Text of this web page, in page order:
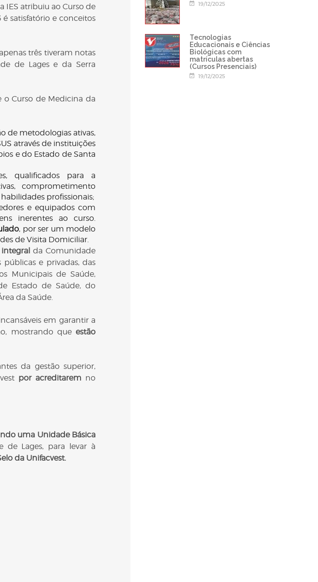
IES atribuiu ao Curso de
satisfatório e conceitos
três tiveram notas
de Lages e da Serra
o Curso de Medicina da
de metodologias ativas,
através de instituições
e do Estado de Santa
qualificados para a
comprometimento
profissionais;
e equipados com
inerentes ao curso.
, por ser um modelo
de Visita Domiciliar.
da Comunidade
públicas e privadas, das
Municipais de Saúde,
Estado de Saúde, do
da Saúde.
em garantir a
mostrando que estão
da gestão superior,
por acreditarem no
uma Unidade Básica
de Lages, para levar à
da Unifacvest.
19/12/2025
Tecnologias
Educacionais e Ciências
Biológicas com
matrículas abertas
(Cursos Presenciais)
19/12/2025